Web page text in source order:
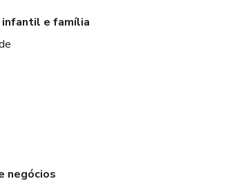
infantil e família
negócios